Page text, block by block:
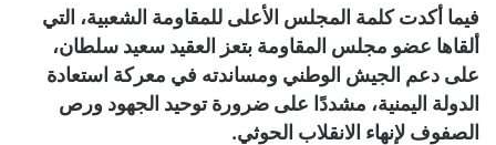
فيما أكدت كلمة المجلس الأعلى للمقاومة الشعبية، التي
ألقاها عضو مجلس المقاومة بتعز العقيد سعيد سلطان،
على دعم الجيش الوطني ومساندته في معركة استعادة
الدولة اليمنية، مشددًا على ضرورة توحيد الجهود ورص
الصفوف لإنهاء الانقلاب الحوثي.